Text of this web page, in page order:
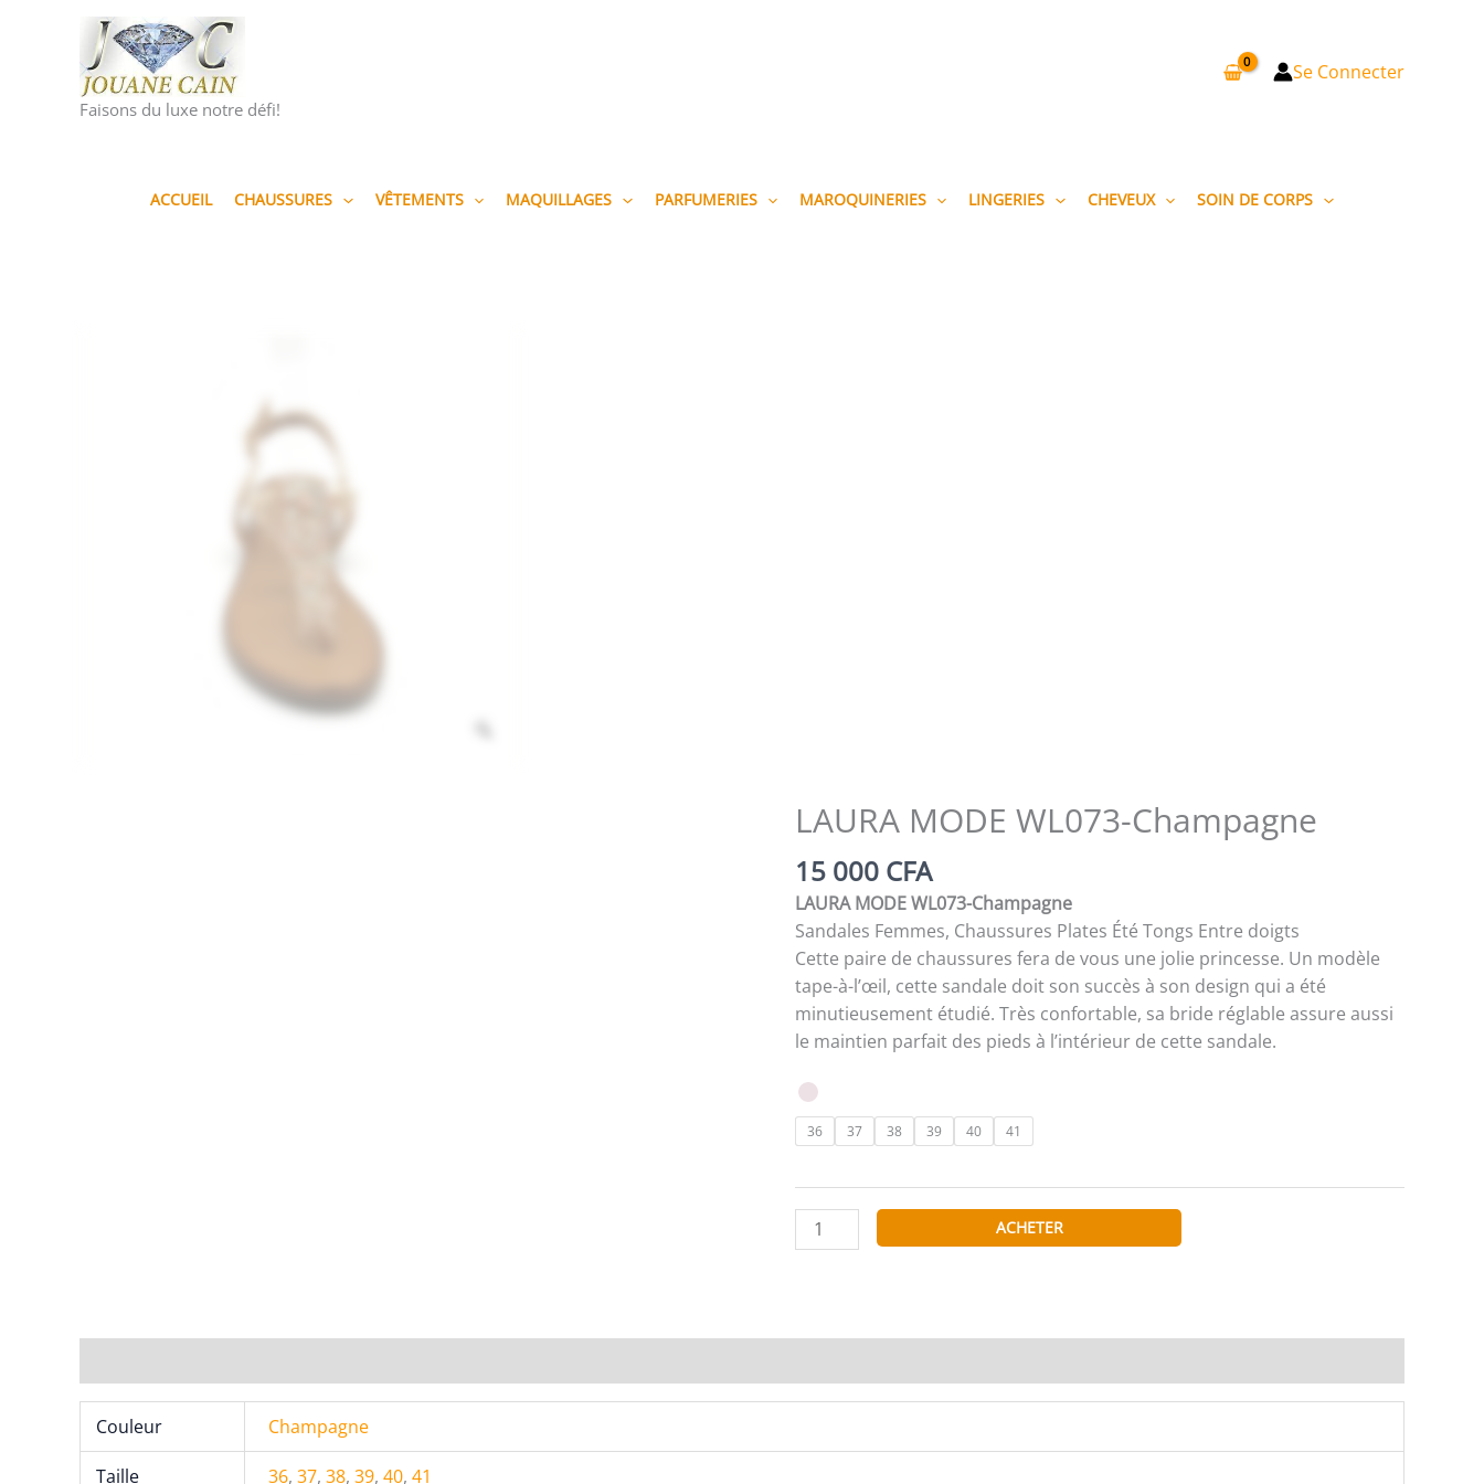
Faisons du luxe notre défi!
Se Connecter
ACCUEIL CHAUSSURES VÊTEMENTS MAQUILLAGES PARFUMERIES MAROQUINERIES LINGERIES CHEVEUX SOIN DE CORPS
LAURA MODE WL073-Champagne
15 000 CFA
LAURA MODE WL073-Champagne
Sandales Femmes, Chaussures Plates Été Tongs Entre doigts
Cette paire de chaussures fera de vous une jolie princesse. Un modèle
tape-à-l’œil, cette sandale doit son succès à son design qui a été
minutieusement étudié. Très confortable, sa bride réglable assure aussi
le maintien parfait des pieds à l’intérieur de cette sandale.
36 37 38 39 40 41
quantité
de
ACHETER
Couleur Champagne
Taille 36,37,38,39,40,41